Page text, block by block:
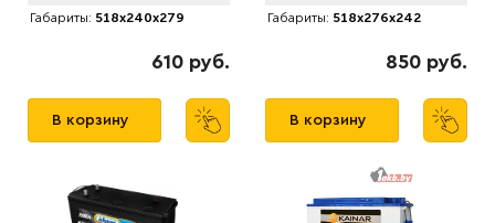
Габариты: 518x240x279
610 руб.
В корзину
Габариты: 518x276x242
850 руб.
В корзину